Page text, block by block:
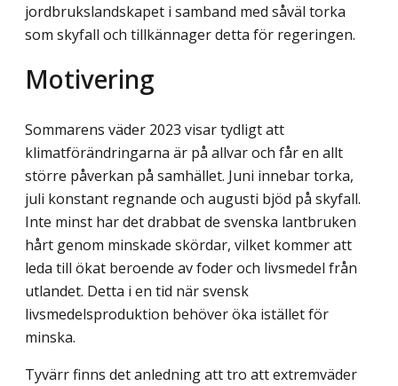
jordbrukslandskapet i samband med såväl torka
som skyfall och tillkännager detta för regeringen.
Motivering
Sommarens väder 2023 visar tydligt att
klimatförändringarna är på allvar och får en allt
större påverkan på samhället. Juni innebar torka,
juli konstant regnande och augusti bjöd på skyfall.
Inte minst har det drabbat de svenska lantbruken
hårt genom minskade skördar, vilket kommer att
leda till ökat beroende av foder och livsmedel från
utlandet. Detta i en tid när svensk
livsmedelsproduktion behöver öka istället för
minska.
Tyvärr finns det anledning att tro att extremväder